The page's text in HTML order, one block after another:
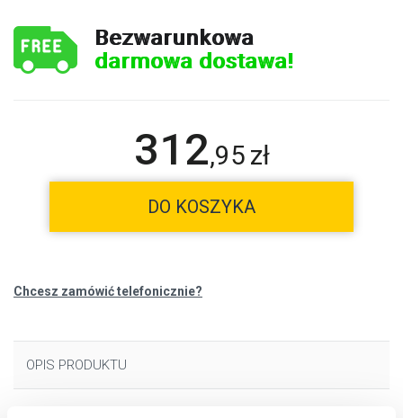
Bezwarunkowa
darmowa dostawa!
312,95 zł
DO KOSZYKA
Chcesz zamówić telefonicznie?
OPIS PRODUKTU